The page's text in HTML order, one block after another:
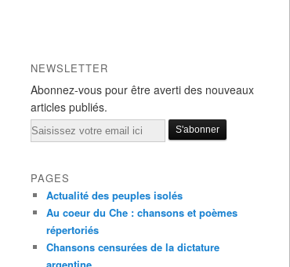
NEWSLETTER
Abonnez-vous pour être averti des nouveaux
articles publiés.
Email
PAGES
Actualité des peuples isolés
Au coeur du Che : chansons et poèmes
répertoriés
Chansons censurées de la dictature